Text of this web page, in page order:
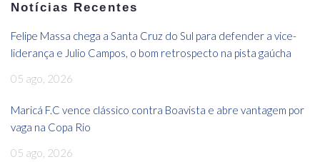
Notícias Recentes
Felipe Massa chega a Santa Cruz do Sul para defender a vice-
liderança e Julio Campos, o bom retrospecto na pista gaúcha
05 ago, 2026
Maricá F.C vence clássico contra Boavista e abre vantagem por
vaga na Copa Rio
05 ago, 2026